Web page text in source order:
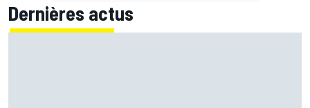
Dernières actus